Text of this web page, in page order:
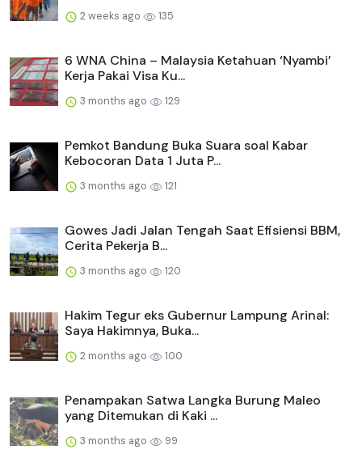
2 weeks ago 135
6 WNA China – Malaysia Ketahuan ‘Nyambi’
Kerja Pakai Visa Ku...
3 months ago 129
Pemkot Bandung Buka Suara soal Kabar
Kebocoran Data 1 Juta P...
3 months ago 121
Gowes Jadi Jalan Tengah Saat Efisiensi BBM,
Cerita Pekerja B...
3 months ago 120
Hakim Tegur eks Gubernur Lampung Arinal:
Saya Hakimnya, Buka...
2 months ago 100
Penampakan Satwa Langka Burung Maleo
yang Ditemukan di Kaki ...
3 months ago 99